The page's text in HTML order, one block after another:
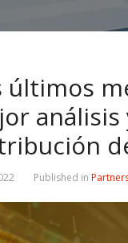
últimos
Published in